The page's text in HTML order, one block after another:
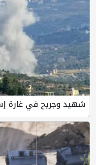
شهيد وجريح في غارة